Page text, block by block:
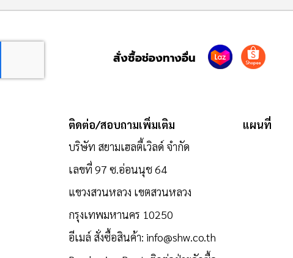
สั่งซื้อช่องทางอื่น
ติดต่อ/สอบถามเพิ่มเติม
บริษัท สยามเฮลตี้เวิลด์ จำกัด
เลขที่ 97 ซ.อ่อนนุช 64
แขวงสวนหลวง เขตสวนหลวง
กรุงเทพมหานคร 10250
อีเมล์ สั่งซื้อสินค้า: info@shw.co.th
แผนที่